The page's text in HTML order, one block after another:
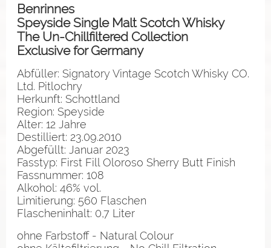
Benrinnes
Speyside Single Malt Scotch Whisky
The Un-Chillfiltered Collection
Exclusive for Germany
Abfüller: Signatory Vintage Scotch Whisky CO.
Ltd. Pitlochry
Herkunft: Schottland
Region: Speyside
Alter: 12 Jahre
Destilliert: 23.09.2010
Abgefüllt: Januar 2023
Fasstyp: First Fill Oloroso Sherry Butt Finish
Fassnummer: 108
Alkohol: 46% vol.
Limitierung: 560 Flaschen
Flascheninhalt: 0,7 Liter
ohne Farbstoff - Natural Colour